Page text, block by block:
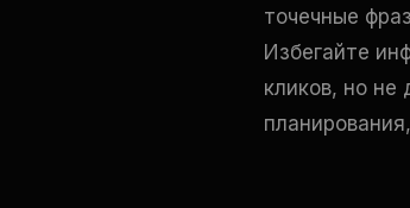
точечные
Избегайте
кликов, но